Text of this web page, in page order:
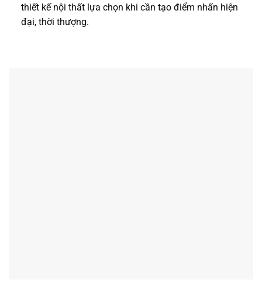
thiết kế nội thất lựa chọn khi cần tạo điểm nhấn hiện
đại, thời thượng.